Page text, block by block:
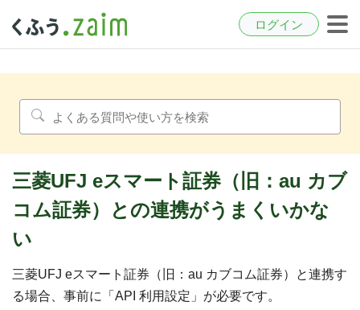
ログイン
三菱UFJ eスマート証券（旧：au カブ
コム証券）との連携がうまくいかな
い
三菱UFJ eスマート証券（旧：au カブコム証券）と連携す
る場合、事前に「API 利用設定」が必要です。